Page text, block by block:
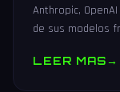
Anthropic,
de sus modelos
LEER MAS→